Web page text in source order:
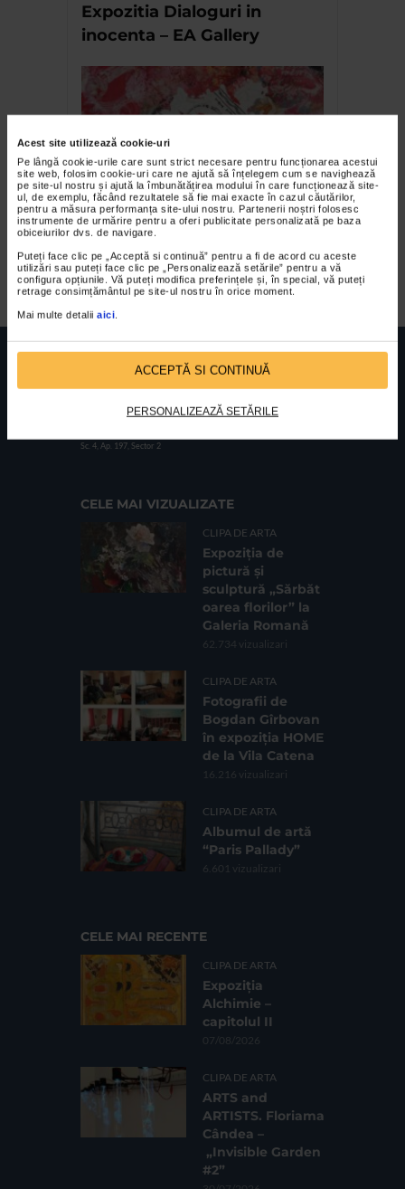
Acest site utilizează cookie-uri
Pe lângă cookie-urile care sunt strict necesare pentru funcționarea acestui
site web, folosim cookie-uri care ne ajută să înțelegem cum se navighează
pe site-ul nostru și ajută la îmbunătățirea modului în care funcționează site-
ul, de exemplu, făcând rezultatele să fie mai exacte în cazul căutărilor,
pentru a măsura performanța site-ului nostru. Partenerii noștri folosesc
instrumente de urmărire pentru a oferi publicitate personalizată pe baza
obiceiurilor dvs. de navigare.
Puteți face clic pe „Acceptă si continuă” pentru a fi de acord cu aceste
utilizări sau puteți face clic pe „Personalizează setările” pentru a vă
configura opțiunile. Vă puteți modifica preferințele și, în special, vă puteți
retrage consimțământul pe site-ul nostru în orice moment.
Mai multe detalii aici
ACCEPTĂ SI CONTINUĂ
PERSONALIZEAZĂ SETĂRILE
Expozitia Dialoguri in
inocenta – EA Gallery
Christian Paraschiv –
expoziția Schimbarea la
Față
FUNDATIA FILDAS ARTNr inreg registrul special: 4 PJ/ 29.01.2013
Sc. 4, Ap. 197, Sector 2
CELE MAI VIZUALIZATE
CLIPA DE ARTA
Expoziția de
pictură și
sculptură „Sărbăt
oarea florilor” la
Galeria Romană
62.734 vizualizari
CLIPA DE ARTA
Fotografii de
Bogdan Gîrbovan
în expoziția HOME
de la Vila Catena
16.216 vizualizari
CLIPA DE ARTA
Albumul de artă
“Paris Pallady”
6.601 vizualizari
CELE MAI RECENTE
CLIPA DE ARTA
Expoziția
Alchimie –
capitolul II
07/08/2026
CLIPA DE ARTA
ARTS and
ARTISTS. Floriama
Cândea –
„Invisible Garden
#2”